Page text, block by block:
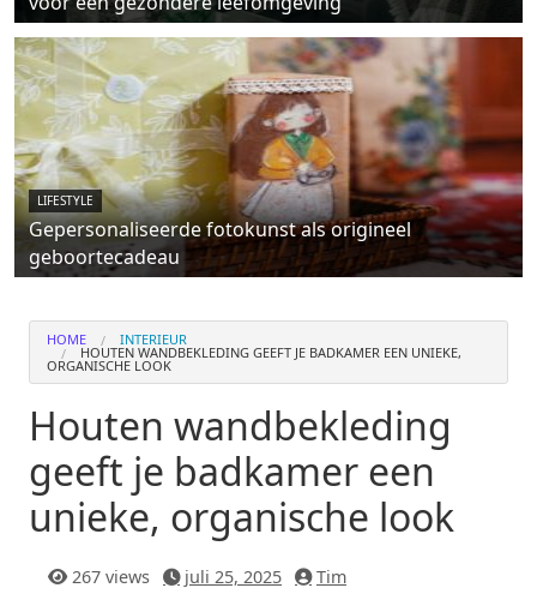
LIFESTYLE
Gepersonaliseerde fotokunst als origineel
geboortecadeau
HOME INTERIEUR
HOUTEN WANDBEKLEDING GEEFT JE BADKAMER EEN UNIEKE,
ORGANISCHE LOOK
Houten wandbekleding
geeft je badkamer een
unieke, organische look
267 views juli 25, 2025 Tim